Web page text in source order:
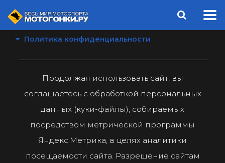
Политика конфиденциальности
Продолжая использовать сайт, вы
соглашаетесь с обработкой персональных
данных (куки-файлы), собираемых
посредством метрической программы
Яндекс.Метрика, в целях аналитики
посещаемости сайта. Разрешение сайтам